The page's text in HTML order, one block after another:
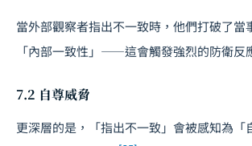
當外部觀察者指出不一致時，他們打破了當
「內部一致性」——這會觸發強烈的防衛反
7.2 自尊威脅
更深層的是，「指出不一致」會被感知為「